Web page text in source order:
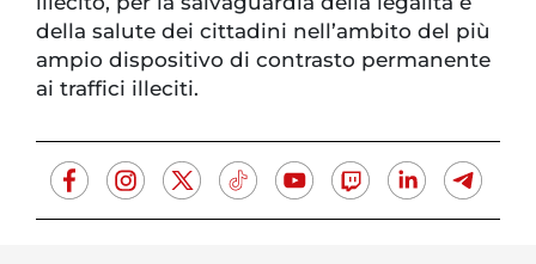
della salute dei cittadini nell’ambito del più
ampio dispositivo di contrasto permanente
ai traffici illeciti.